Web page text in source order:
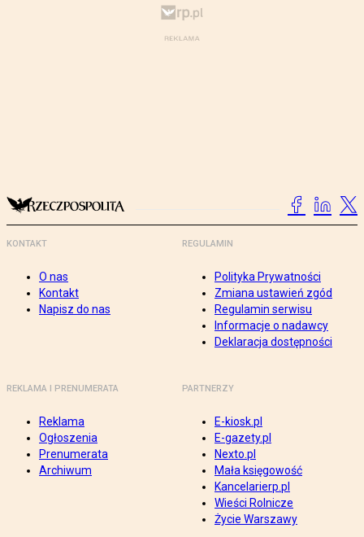
KONTAKT
O nas
Kontakt
Napisz do nas
REGULAMIN
Polityka Prywatności
Zmiana ustawień zgód
Regulamin serwisu
Informacje o nadawcy
Deklaracja dostępności
REKLAMA I PRENUMERATA
Reklama
Ogłoszenia
Prenumerata
Archiwum
PARTNERZY
E-kiosk.pl
E-gazety.pl
Nexto.pl
Mała księgowość
Kancelarierp.pl
Wieści Rolnicze
Życie Warszawy